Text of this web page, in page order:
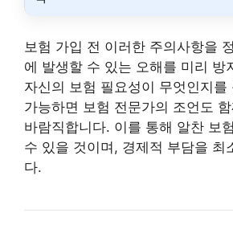
보험 가입 전 이러한 주의사항을
에 발생할 수 있는 오해를 미리 방
자신의 보험 필요성이 무엇인지를
가능하면 보험 전문가의 조언도
바람직합니다. 이를 통해 알찬 보
수 있을 것이며, 경제적 부담을 최
다.